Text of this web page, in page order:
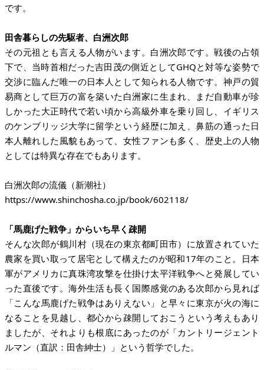
です。
田舎暮らしの先駆者、白洲次郎
その元祖とも言える人物がいます。白洲次郎です。戦後の占領
下で、当時首相だった吉田茂の側近としてGHQと対等な姿勢で
交渉に臨んだ唯一の日本人として知られる人物です。神戸の貿
易商として巨万の富を築いた白洲家に生まれ、まだ自動車が珍
しかった大正時代で若い頃から高級外車を乗り回し、イギリス
のケンブリッジ大学に留学という経歴に加え、鼻筋の通った日
本人離れした風貌もあって、女性ファンも多く、歴史上の人物
としては特異な存在でもあります。
https://www.shinchosha.co.jp/book/602118/
「馬鹿げた戦争」からいち早く疎開
そんな次郎が鶴川村（現在の東京都町田市）に放置されていた
農家を買い取って居宅として構えたのが昭和17年のこと。日本
軍がアメリカに真珠湾攻撃を仕掛け太平洋戦争へと発展してい
った直後です。海外生活も長く国際感覚のある次郎から見れば
「こんな馬鹿げた戦争はありえない」と早々に東京が火の海に
なることを見越し、都心から疎開しておこうという考えもあり
ましたが、それよりも根底にあったのが「カントリージェント
ルマン（直訳：田舎紳士）」という哲学でした。